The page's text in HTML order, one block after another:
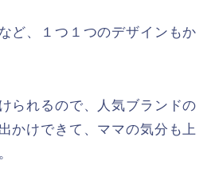
ど、１つ１つのデザインもか
られるので、人気ブランドの
かけできて、ママの気分も上